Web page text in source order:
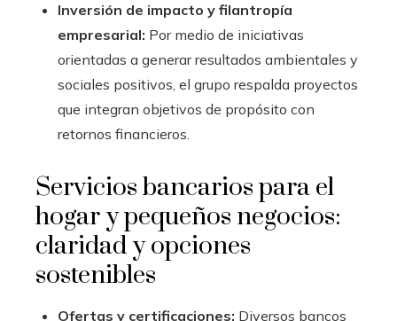
Inversión de impacto y filantropía
empresarial: Por medio de iniciativas
orientadas a generar resultados ambientales y
sociales positivos, el grupo respalda proyectos
que integran objetivos de propósito con
retornos financieros.
Servicios bancarios para el
hogar y pequeños negocios:
claridad y opciones
sostenibles
Ofertas y certificaciones: Diversos bancos